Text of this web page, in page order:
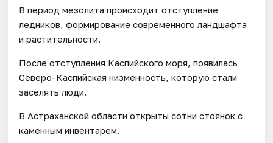
В период мезолита происходит отступление
ледников, формирование современного ландшафта
и растительности.
После отступления Каспийского моря, появилась
Северо-Каспийская низменность, которую стали
заселять люди.
В Астраханской области открыты сотни стоянок с
каменным инвентарем.